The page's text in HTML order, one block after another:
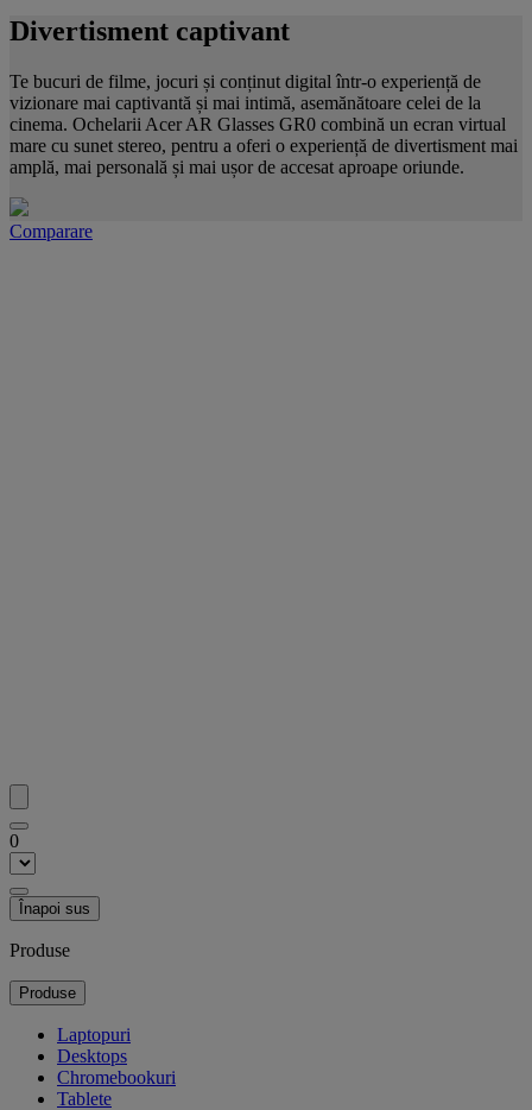
Divertisment captivant
Te bucuri de filme, jocuri și conținut digital într-o experiență de
vizionare mai captivantă și mai intimă, asemănătoare celei de la
cinema. Ochelarii Acer AR Glasses GR0 combină un ecran virtual
mare cu sunet stereo, pentru a oferi o experiență de divertisment mai
amplă, mai personală și mai ușor de accesat aproape oriunde.
Comparare
0
Înapoi sus
Produse
Produse
Laptopuri
Desktops
Chromebookuri
Tablete